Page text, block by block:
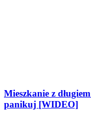
Mieszkanie z
panikuj [WIDEO]